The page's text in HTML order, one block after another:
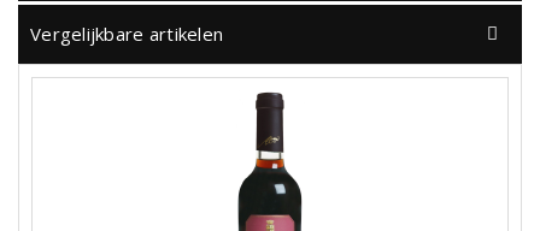
Vergelijkbare artikelen